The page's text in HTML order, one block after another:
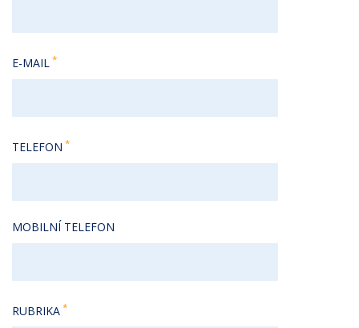
E-MAIL
TELEFON
MOBILNÍ TELEFON
RUBRIKA